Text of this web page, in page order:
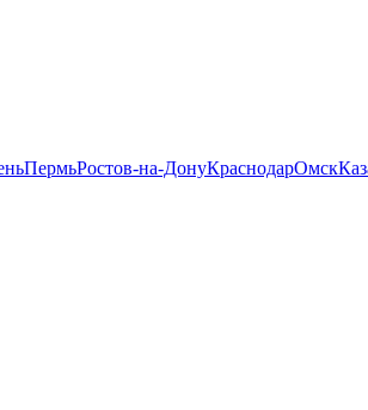
ПермьРостов-на-ДонуКраснодарОмск